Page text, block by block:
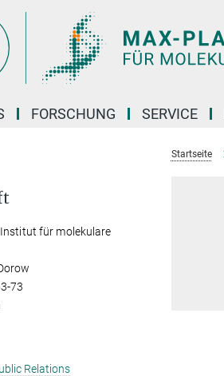
FORSCHUNG SERVICE
Startseite
für molekulare
73
Relations